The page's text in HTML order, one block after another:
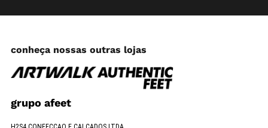
conheça nossas outras lojas
grupo afeet